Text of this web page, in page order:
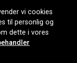
vi cookies
til personlig og
dette i vores